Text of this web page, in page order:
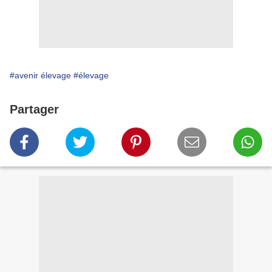
#avenir élevage #élevage
Partager